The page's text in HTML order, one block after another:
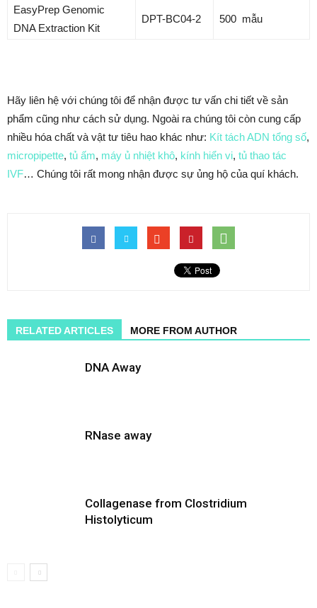
EasyPrep Genomic
DNA Extraction Kit
DPT-BC04-2 500 mẫu
Hãy liên hệ với chúng tôi để nhận được tư vấn chi tiết về sản
phẩm cũng như cách sử dụng. Ngoài ra chúng tôi còn cung cấp
nhiều hóa chất và vật tư tiêu hao khác như: Kít tách ADN tổng số,
micropipette, tủ ấm, máy ủ nhiệt khô, kính hiển vi, tủ thao tác
IVF… Chúng tôi rất mong nhận được sự ủng hộ của quí khách.
RELATED ARTICLES MORE FROM AUTHOR
DNA Away
RNase away
Collagenase from Clostridium
Histolyticum